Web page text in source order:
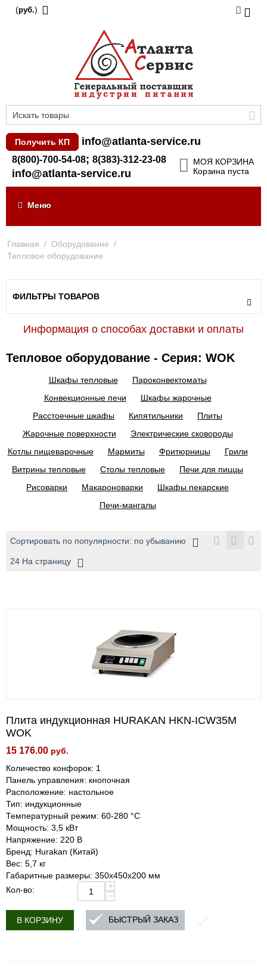
(руб.)
Получить КП info@atlanta-service.ru
8(800)-700-54-08; 8(383)-312-23-08
info@atlanta-service.ru
МОЯ КОРЗИНА
Корзина пуста
Меню
Главная / Оборудование /
Тепловое оборудование
ФИЛЬТРЫ ТОВАРОВ
Информация о способах доставки и оплаты
Тепловое оборудование - Серия: WOK
Шкафы тепловые
Пароконвектоматы
Конвекционные печи
Шкафы жарочные
Расстоечные шкафы
Кипятильники
Плиты
Жарочные поверхности
Электрические сковороды
Котлы пищеварочные
Мармиты Фритюрницы
Грили
Витрины тепловые
Столы тепловые
Печи для пиццы
Рисоварки
Макароноварки
Шкафы пекарские
Печи-мангалы
Сортировать по популярности: по убыванию
24 На страницу
Плита индукционная HURAKAN HKN-ICW35M
WOK
15 176.00 руб.
Количество конфорок: 1
Панель управления: кнопочная
Расположение: настольное
Тип: индукционные
Температурный режим: 60-280 °С
Мощность: 3,5 кВт
Напряжение: 220 В
Бренд: Hurakan (Китай)
Вес: 5,7 кг
Габаритные размеры: 350x450x200 мм
Кол-во:
+
−
В КОРЗИНУ БЫСТРЫЙ ЗАКАЗ